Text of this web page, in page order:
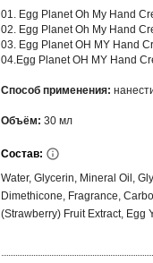
01. Egg Planet Oh My Hand
02. Egg Planet Oh My Hand
03. Egg Planet OH MY Hand
04.Egg Planet OH MY Hand
Способ применения:
Объём: 30 мл
Состав:
Water, Glycerin, Mineral Oil,
Dimethicone, Fragrance,
(Strawberry) Fruit Extract, Egg